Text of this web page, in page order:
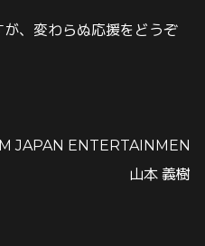
、変わらぬ応援をどうぞ
JAPAN ENTERTAINMEN
山本 義樹